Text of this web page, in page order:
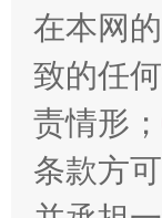
解纷+调
在本网
致的任
责情形；
条款方